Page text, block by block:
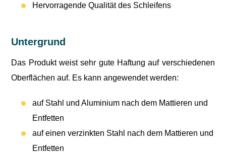
Hervorragende Qualität des Schleifens
Untergrund
Das Produkt weist sehr gute Haftung auf verschiedenen
Oberflächen auf. Es kann angewendet werden:
auf Stahl und Aluminium nach dem Mattieren und
Entfetten
auf einen verzinkten Stahl nach dem Mattieren und
Entfetten